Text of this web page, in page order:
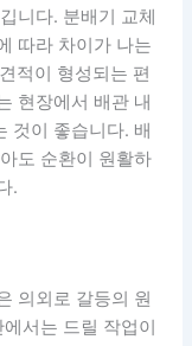
니다. 분배기 교체
따라 차이가 나는
적이 형성되는 편
현장에서 배관 내
것이 좋습니다. 배
도 순환이 원활하
.
의외로 갈등의 원
서는 드릴 작업이